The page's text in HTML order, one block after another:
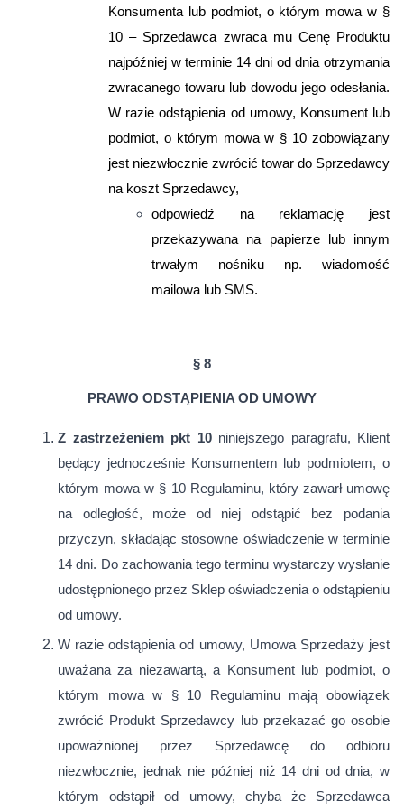
Konsumenta lub podmiot, o którym mowa w §
10 – Sprzedawca zwraca mu Cenę Produktu
najpóźniej w terminie 14 dni od dnia otrzymania
zwracanego towaru lub dowodu jego odesłania.
W razie odstąpienia od umowy, Konsument lub
podmiot, o którym mowa w § 10 zobowiązany
jest niezwłocznie zwrócić towar do Sprzedawcy
na koszt Sprzedawcy,
odpowiedź na reklamację jest
przekazywana na papierze lub innym
trwałym nośniku np. wiadomość
mailowa lub SMS.
§ 8
PRAWO ODSTĄPIENIA OD UMOWY
Z zastrzeżeniem pkt 10 niniejszego paragrafu, Klient
będący jednocześnie Konsumentem lub podmiotem, o
którym mowa w § 10 Regulaminu, który zawarł umowę
na odległość, może od niej odstąpić bez podania
przyczyn, składając stosowne oświadczenie w terminie
14 dni. Do zachowania tego terminu wystarczy wysłanie
udostępnionego przez Sklep oświadczenia o odstąpieniu
od umowy.
W razie odstąpienia od umowy, Umowa Sprzedaży jest
uważana za niezawartą, a Konsument lub podmiot, o
którym mowa w § 10 Regulaminu mają obowiązek
zwrócić Produkt Sprzedawcy lub przekazać go osobie
upoważnionej przez Sprzedawcę do odbioru
niezwłocznie, jednak nie później niż 14 dni od dnia, w
którym odstąpił od umowy, chyba że Sprzedawca